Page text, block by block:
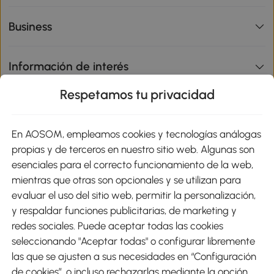
Business
Información de interés
Métodos de Pago
Envíos
Respetamos tu privacidad
En AOSOM, empleamos cookies y tecnologías análogas
propias y de terceros en nuestro sitio web. Algunas son
esenciales para el correcto funcionamiento de la web,
mientras que otras son opcionales y se utilizan para
evaluar el uso del sitio web, permitir la personalización,
y respaldar funciones publicitarias, de marketing y
redes sociales. Puede aceptar todas las cookies
seleccionando "Aceptar todas" o configurar libremente
las que se ajusten a sus necesidades en “Configuración
de cookies”, o incluso rechazarlas mediante la opción